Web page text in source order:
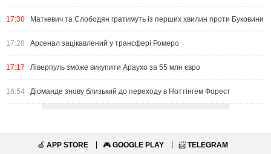
17:30 Маткевич та Слободян гратимуть із перших хвилин проти Буковини
17:28 Арсенал зацікавлений у трансфері Ромеро
17:17 Ліверпуль зможе викупити Араухо за 55 млн євро
16:54 Діоманде знову близький до переходу в Ноттінгем Форест
🍏 APP STORE 🎮 GOOGLE PLAY 📨 TELEGRAM